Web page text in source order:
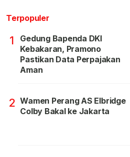
Terpopuler
1
Gedung Bapenda DKI
Kebakaran, Pramono
Pastikan Data Perpajakan
Aman
2 Wamen Perang AS Elbridge
Colby Bakal ke Jakarta